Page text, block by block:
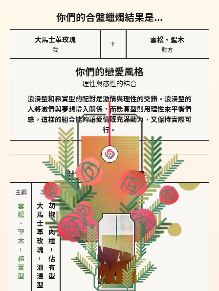
你們的合盤蠟燭結果是...
大馬士革玫瑰
我
＋
雪松、聖木
對方
你們的戀愛風格
理性與感性的結合
浪漫型和務實型的配對是激情與理性的交錯。浪漫型的
人將激情與夢想帶入關係，而務實型則用理性來平衡情
感。這樣的組合能夠讓愛情既充滿動力，又保持實際可
行。
對方的主調蠟燭是...
主調
雪松、聖木－務實型
次調
大馬士革玫瑰
－
浪漫型
胡椒、肉桂
－
佔有型